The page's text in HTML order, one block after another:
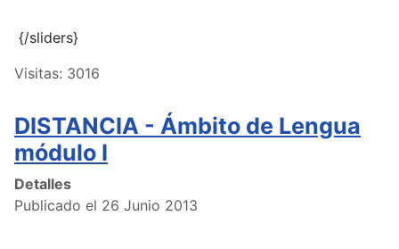
{/sliders}
Visitas: 3016
DISTANCIA - Ámbito de Lengua
módulo I
Detalles
Publicado el 26 Junio 2013